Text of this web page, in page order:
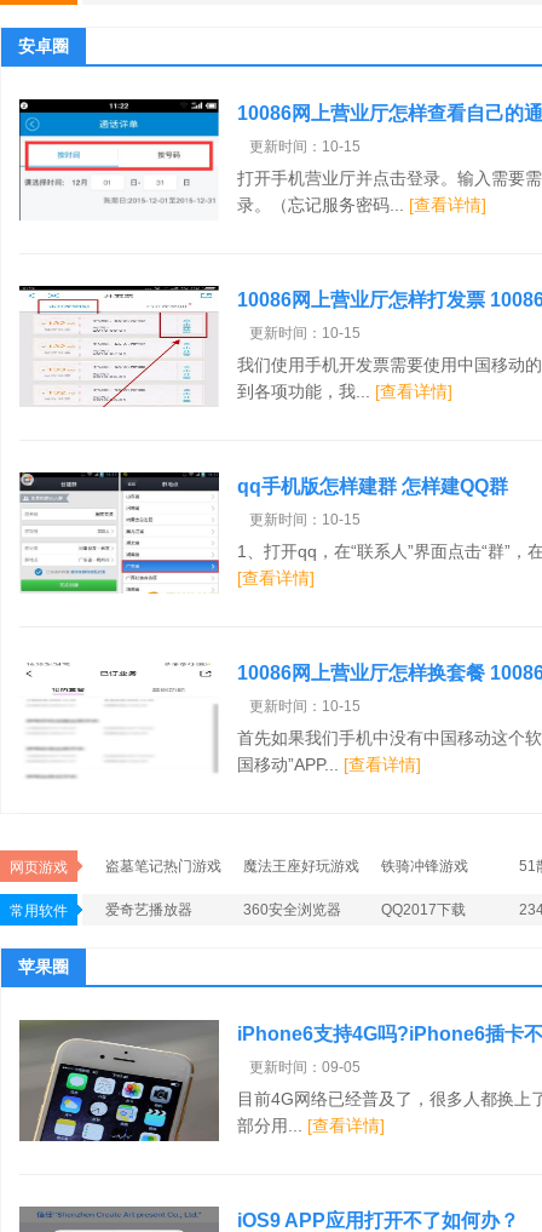
安卓圈
10086网上营业厅怎样查看自己的
更新时间：10-15
打开手机营业厅并点击登录。输入需要
录。（忘记服务密码... [查看详情]
10086网上营业厅怎样打发票
更新时间：10-15
我们使用手机开发票需要使用中国移动
到各项功能，我... [查看详情]
qq手机版怎样建群 怎样建QQ群
更新时间：10-15
1、打开qq，在“联系人”界面点击“群”，
[查看详情]
10086网上营业厅怎样换套餐
更新时间：10-15
首先如果我们手机中没有中国移动这个
国移动”APP... [查看详情]
网页游戏 盗墓笔记热门游戏 魔法王座好玩游戏 铁骑冲锋游戏 51
常用软件 爱奇艺播放器 360安全浏览器 QQ2017下载
苹果圈
iPhone6支持4G吗?iPhone6插卡
更新时间：09-05
目前4G网络已经普及了，很多人都换
部分用... [查看详情]
iOS9 APP应用打开不了如何办？